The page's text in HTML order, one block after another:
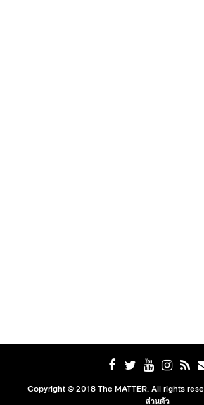
Copyright © 2018 The MATTER. All rights
ส่วนตัว